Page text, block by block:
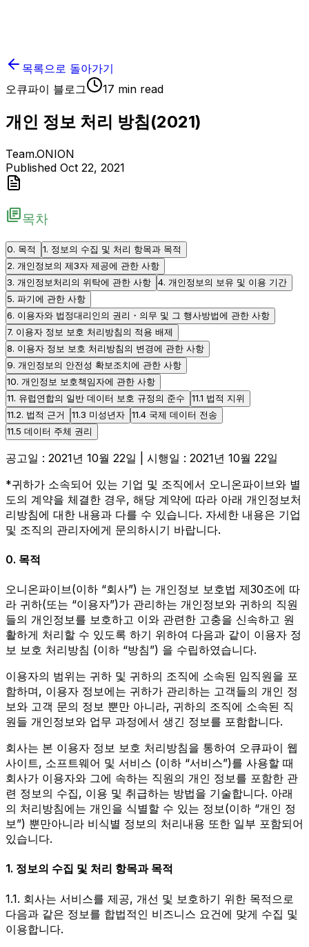
목록으로 돌아가기
오큐파이 블로그
17 min read
개인 정보 처리 방침(2021)
Team.ONION
Published Oct 22, 2021
library_books목차
0. 목적
1. 정보의 수집 및 처리 항목과 목적
2. 개인정보의 제3자 제공에 관한 사항
3. 개인정보처리의 위탁에 관한 사항
4. 개인정보의 보유 및 이용 기간
5. 파기에 관한 사항
6. 이용자와 법정대리인의 권리・의무 및 그 행사방법에 관한 사항
7. 이용자 정보 보호 처리방침의 적용 배제
8. 이용자 정보 보호 처리방침의 변경에 관한 사항
9. 개인정보의 안전성 확보조치에 관한 사항
10. 개인정보 보호책임자에 관한 사항
11. 유럽연합의 일반 데이터 보호 규정의 준수
11.1 법적 지위
11.2. 법적 근거
11.3 미성년자
11.4 국제 데이터 전송
11.5 데이터 주체 권리
공고일 : 2021년 10월 22일 | 시행일 : 2021년 10월 22일
*귀하가 소속되어 있는 기업 및 조직에서 오니온파이브와 별
도의 계약을 체결한 경우, 해당 계약에 따라 아래 개인정보처
리방침에 대한 내용과 다를 수 있습니다. 자세한 내용은 기업
및 조직의 관리자에게 문의하시기 바랍니다.
0. 목적
오니온파이브(이하 “회사”) 는 개인정보 보호법 제30조에 따
라 귀하(또는 “이용자”)가 관리하는 개인정보와 귀하의 직원
들의 개인정보를 보호하고 이와 관련한 고충을 신속하고 원
활하게 처리할 수 있도록 하기 위하여 다음과 같이 이용자 정
보 보호 처리방침 (이하 “방침”) 을 수립하였습니다.
이용자의 범위는 귀하 및 귀하의 조직에 소속된 임직원을 포
함하며, 이용자 정보에는 귀하가 관리하는 고객들의 개인 정
보와 고객 문의 정보 뿐만 아니라, 귀하의 조직에 소속된 직
원들 개인정보와 업무 과정에서 생긴 정보를 포함합니다.
회사는 본 이용자 정보 보호 처리방침을 통하여 오큐파이 웹
사이트, 소프트웨어 및 서비스 (이하 “서비스”)를 사용할 때
회사가 이용자와 그에 속하는 직원의 개인 정보를 포함한 관
련 정보의 수집, 이용 및 취급하는 방법을 기술합니다. 아래
의 처리방침에는 개인을 식별할 수 있는 정보(이하 “개인 정
보”) 뿐만아니라 비식별 정보의 처리내용 또한 일부 포함되어
있습니다.
1. 정보의 수집 및 처리 항목과 목적
1.1. 회사는 서비스를 제공, 개선 및 보호하기 위한 목적으로
다음과 같은 정보를 합법적인 비즈니스 요건에 맞게 수집 및
이용합니다.